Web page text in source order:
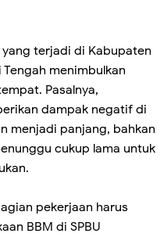
terjadi di Kabupaten
menimbulkan
Pasalnya,
dampak negatif di
menjadi panjang, bahkan
cukup lama untuk
pekerjaan harus
BBM di SPBU